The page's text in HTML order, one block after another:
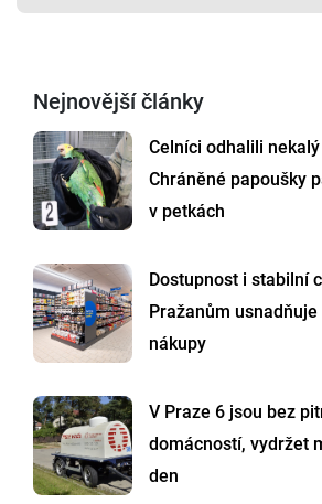
Nejnovější články
Celníci odhalili
Chráněné papoušky
v petkách
Dostupnost i stabilní
Pražanům
nákupy
V Praze 6 jsou bez
domácností, vydržet
den